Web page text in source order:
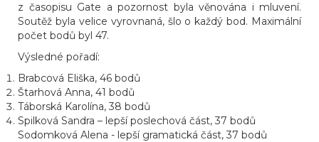
z časopisu Gate a pozornost byla věnována i mluvení.
Soutěž byla velice vyrovnaná, šlo o každý bod. Maximální
počet bodů byl 47.
Výsledné pořadí:
Brabcová Eliška, 46 bodů
Štarhová Anna, 41 bodů
Táborská Karolína, 38 bodů
Spilková Sandra – lepší poslechová část, 37 bodů
Sodomková Alena - lepší gramatická část, 37 bodů